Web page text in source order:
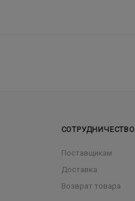
СОТРУДНИЧЕСТВО
Поставщикам
Доставка
Возврат товара